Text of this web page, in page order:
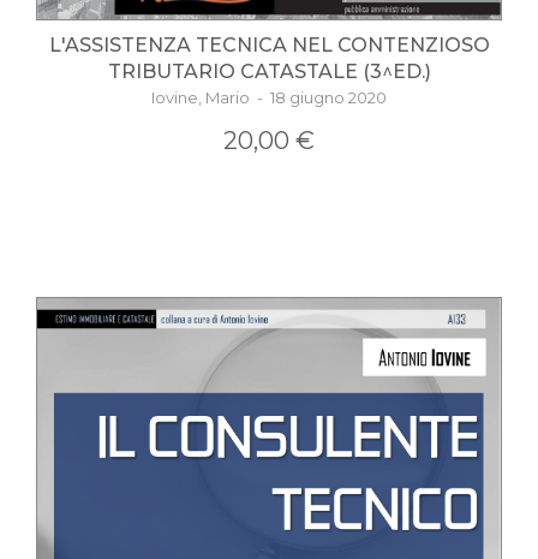
L'ASSISTENZA TECNICA NEL CONTENZIOSO
TRIBUTARIO CATASTALE (3^ED.)
Iovine, Mario - 18 giugno 2020
20,00 €